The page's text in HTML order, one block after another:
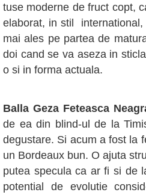
tuse moderne de fruct copt,
elaborat, in stil
mai ales pe partea de
doi cand se va aseza in
o si in forma actuala.
Balla Geza Feteasca
de ea din blind-ul de la
degustare. Si acum a fost la
un Bordeaux bun. O ajuta
putea specula ca ar fi si de
potential de evolutie